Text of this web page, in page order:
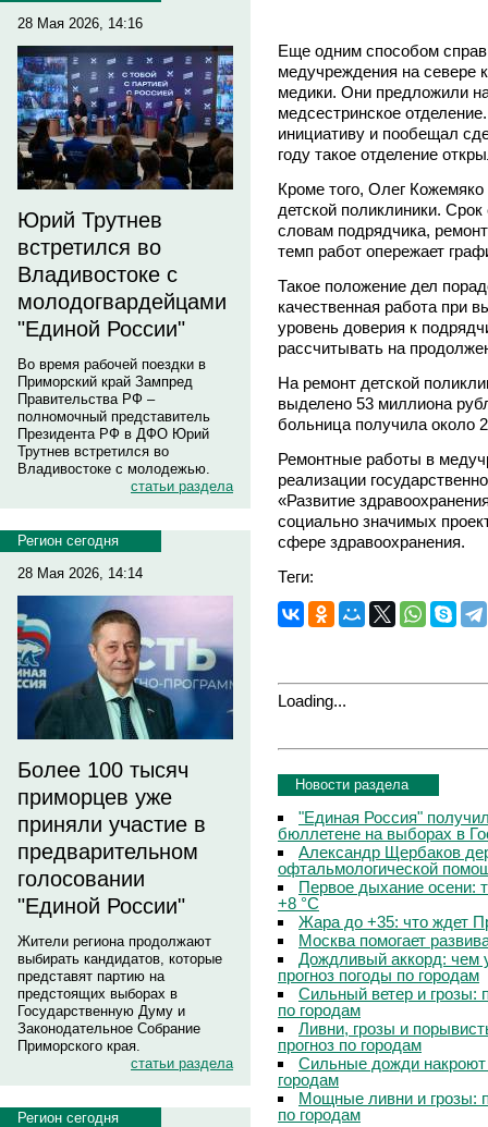
28 Мая 2026, 14:16
Юрий Трутнев
встретился во
Владивостоке с
молодогвардейцами
"Единой России"
Во время рабочей поездки в
Приморский край Зампред
Правительства РФ –
полномочный представитель
Президента РФ в ДФО Юрий
Трутнев встретился во
Владивостоке с молодежью.
статьи раздела
Регион сегодня
28 Мая 2026, 14:14
Более 100 тысяч
приморцев уже
приняли участие в
предварительном
голосовании
"Единой России"
Жители региона продолжают
выбирать кандидатов, которые
представят партию на
предстоящих выборах в
Государственную Думу и
Законодательное Собрание
Приморского края.
статьи раздела
Регион сегодня
Еще одним способом
медучреждения на севере
медики. Они предложили
медсестринское
инициативу и пообещал
году такое отделение
Кроме того, Олег
детской поликлиники.
словам подрядчика,
темп работ опережает
Такое положение дел
качественная работа при
уровень доверия к
рассчитывать на
На ремонт детской
выделено 53 миллиона
больница получила около
Ремонтные работы в
реализации
«Развитие
социально значимых
сфере здравоохранения.
Теги:
Loading...
Новости раздела
"Единая Россия"
бюллетене на выборах в
Александр Щербаков
офтальмологической
Первое дыхание осени:
+8 °C
Жара до +35: что ждет
Москва помогает
Дождливый аккорд: чем
прогноз погоды по городам
Сильный ветер и грозы:
по городам
Ливни, грозы и
прогноз по городам
Сильные дожди
городам
Мощные ливни и грозы:
по городам